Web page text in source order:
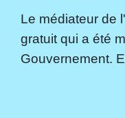
Le médiateur de
gratuit qui a été
Gouvernement.